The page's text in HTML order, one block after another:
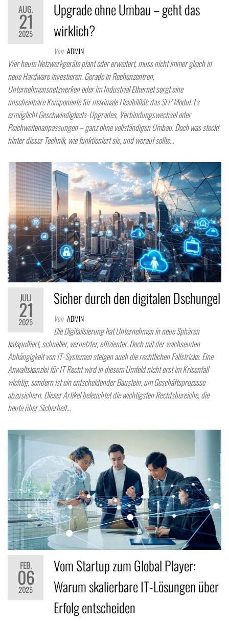
AUG.
21
2025
Upgrade ohne Umbau – geht das
wirklich?
Von ADMIN
Wer heute Netzwerkgeräte plant oder erweitert, muss nicht immer gleich in
neue Hardware investieren. Gerade in Rechenzentren,
Unternehmensnetzwerken oder im Industrial Ethernet sorgt eine
unscheinbare Komponente für maximale Flexibilität: das SFP Modul. Es
ermöglicht Geschwindigkeits-Upgrades, Verbindungswechsel oder
Reichweitenanpassungen – ganz ohne vollständigen Umbau. Doch was steckt
hinter dieser Technik, wie funktioniert sie, und worauf sollte…
JULI
21
2025
Sicher durch den digitalen Dschungel
Von ADMIN
Die Digitalisierung hat Unternehmen in neue Sphären
katapultiert, schneller, vernetzter, effizienter. Doch mit der wachsenden
Abhängigkeit von IT-Systemen steigen auch die rechtlichen Fallstricke. Eine
Anwaltskanzlei für IT Recht wird in diesem Umfeld nicht erst im Krisenfall
wichtig, sondern ist ein entscheidender Baustein, um Geschäftsprozesse
abzusichern. Dieser Artikel beleuchtet die wichtigsten Rechtsbereiche, die
heute über Sicherheit…
FEB.
06
2025
Vom Startup zum Global Player:
Warum skalierbare IT-Lösungen über
Erfolg entscheiden